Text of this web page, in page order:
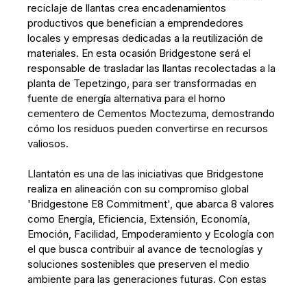
reciclaje de llantas crea encadenamientos
productivos que benefician a emprendedores
locales y empresas dedicadas a la reutilización de
materiales. En esta ocasión Bridgestone será el
responsable de trasladar las llantas recolectadas a la
planta de Tepetzingo, para ser transformadas en
fuente de energía alternativa para el horno
cementero de Cementos Moctezuma, demostrando
cómo los residuos pueden convertirse en recursos
valiosos.
Llantatón es una de las iniciativas que Bridgestone
realiza en alineación con su compromiso global
'Bridgestone E8 Commitment', que abarca 8 valores
como Energía, Eficiencia, Extensión, Economía,
Emoción, Facilidad, Empoderamiento y Ecología con
el que busca contribuir al avance de tecnologías y
soluciones sostenibles que preserven el medio
ambiente para las generaciones futuras. Con estas